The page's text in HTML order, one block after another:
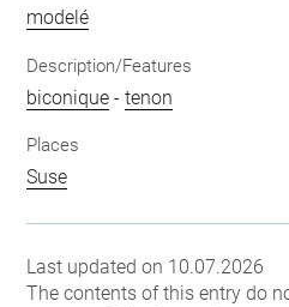
modelé
Description/Features
biconique -tenon
Places
Suse
Last updated on 10.07.2026
The contents of this entry do